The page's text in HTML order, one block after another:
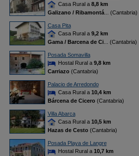
Casa Rural a 8,8 km
Galizano / Ribamontá... (Cantabria)
Casa Pita
Casa Rural a 9,2 km
Gama / Barcena de Ci... (Cantabria)
Posada Somavilla
Hostal Rural a 9,8 km
Carriazo(Cantabria)
Palacio de Arredondo
Casa Rural a 10,4 km
Bárcena de Cicero(Cantabria)
Villa Abarca
Casa Rural a 10,5 km
Hazas de Cesto(Cantabria)
Posada Playa de Langre
Hostal Rural a 10,7 km